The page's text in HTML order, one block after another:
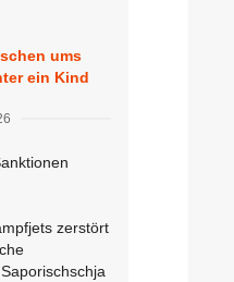
ums
ein Kind
zerstört